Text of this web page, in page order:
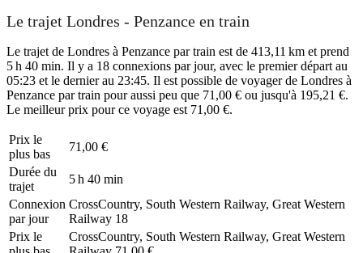
Le trajet Londres - Penzance en train
Le trajet de Londres à Penzance par train est de 413,11 km et prend
5 h 40 min. Il y a 18 connexions par jour, avec le premier départ au
05:23 et le dernier au 23:45. Il est possible de voyager de Londres à
Penzance par train pour aussi peu que 71,00 € ou jusqu'à 195,21 €.
Le meilleur prix pour ce voyage est 71,00 €.
Prix ​​le
plus bas
71,00 €
Durée du
trajet
5 h 40 min
Connexion
par jour
CrossCountry, South Western Railway, Great Western
Railway 18
Prix ​​le
CrossCountry, South Western Railway, Great Western